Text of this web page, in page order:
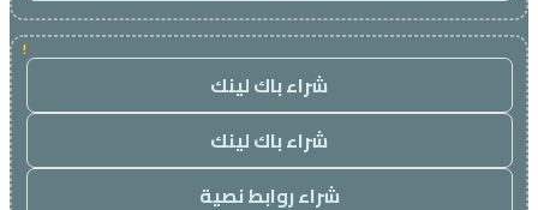
!
شراء باك لينك
شراء باك لينك
شراء روابط نصية